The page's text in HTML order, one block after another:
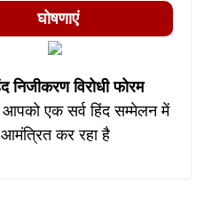
घोषणाएं
निजीकरण विरोधी फोरम
आपको एक सर्व हिंद सम्मेलन में
आमंत्रित कर रहा है